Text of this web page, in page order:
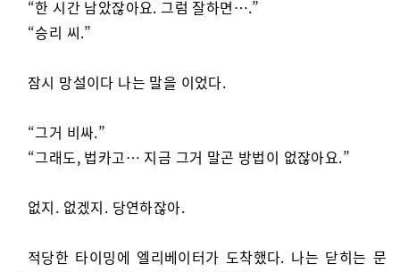
“한 시간 남았잖아요. 그럼 잘하면….”
“승리 씨.”
잠시 망설이다 나는 말을 이었다.
“그거 비싸.”
“그래도, 법카고… 지금 그거 말곤 방법이 없잖아요.”
없지. 없겠지. 당연하잖아.
적당한 타이밍에 엘리베이터가 도착했다. 나는 닫히는 문